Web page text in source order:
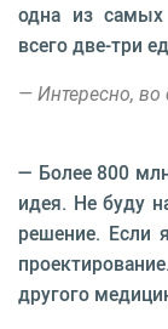
одна из
всего две-три
— Интересно,
— Более 800
идея. Не буду
решение. Если
другого